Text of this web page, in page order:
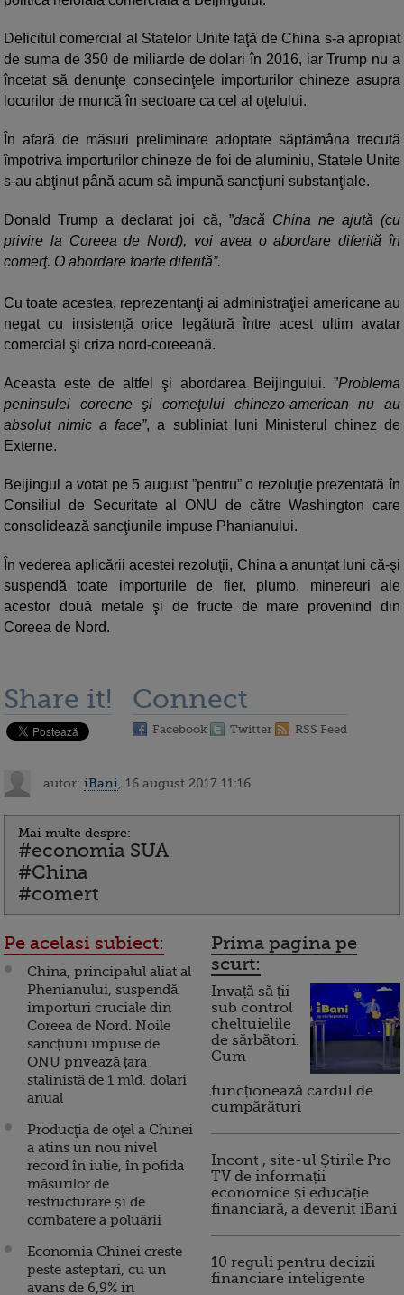
Deficitul comercial al Statelor Unite faţă de China s-a apropiat
de suma de 350 de miliarde de dolari în 2016, iar Trump nu a
încetat să denunţe consecinţele importurilor chineze asupra
locurilor de muncă în sectoare ca cel al oţelului.
În afară de măsuri preliminare adoptate săptămâna trecută
împotriva importurilor chineze de foi de aluminiu, Statele Unite
s-au abţinut până acum să impună sancţiuni substanţiale.
Donald Trump a declarat joi că, ”dacă China ne ajută (cu
privire la Coreea de Nord), voi avea o abordare diferită în
comerţ. O abordare foarte diferită”.
Cu toate acestea, reprezentanţi ai administraţiei americane au
negat cu insistenţă orice legătură între acest ultim avatar
comercial şi criza nord-coreeană.
Aceasta este de altfel şi abordarea Beijingului. ”Problema
peninsulei coreene şi comeţului chinezo-american nu au
absolut nimic a face”, a subliniat luni Ministerul chinez de
Externe.
Beijingul a votat pe 5 august ”pentru” o rezoluţie prezentată în
Consiliul de Securitate al ONU de către Washington care
consolidează sancţiunile impuse Phanianului.
În vederea aplicării acestei rezoluţii, China a anunţat luni că-şi
suspendă toate importurile de fier, plumb, minereuri ale
acestor două metale şi de fructe de mare provenind din
Coreea de Nord.
Share it! Connect
Facebook Twitter RSS Feed
autor: iBani , 16 august 2017 11:16
Mai multe despre:
#economia SUA
#China
#comert
Pe acelasi subiect:
China, principalul aliat al
Phenianului, suspendă
importuri cruciale din
Coreea de Nord. Noile
sancțiuni impuse de
ONU privează țara
stalinistă de 1 mld. dolari
anual
Producţia de oţel a Chinei
a atins un nou nivel
record în iulie, în pofida
măsurilor de
restructurare și de
combatere a poluării
Economia Chinei creste
peste asteptari, cu un
avans de 6,9% in
Prima pagina pe
scurt:
Invață să ții
sub control
cheltuielile
de sărbători.
Cum
funcționează cardul de
cumpărături
Incont , site-ul Știrile Pro
TV de informații
economice și educație
financiară, a devenit iBani
10 reguli pentru decizii
financiare inteligente